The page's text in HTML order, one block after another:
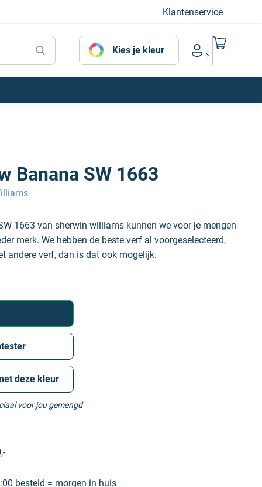
Klantenservice
Kies je kleur
Account menu
Naar mijn
Banana SW 1663
1663 van sherwin williams kunnen we voor je mengen
merk. We hebben de beste verf al voorgeselecteerd,
andere verf, dan is dat ook mogelijk.
deze kleur
voor jou gemengd
besteld = morgen in huis